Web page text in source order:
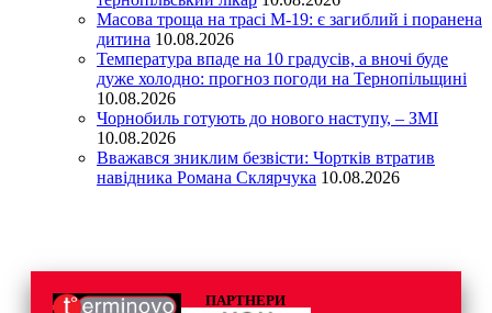
Масова троща на трасі М-19: є загиблий і поранена
дитина 10.08.2026
Температура впаде на 10 градусів, а вночі буде
дуже холодно: прогноз погоди на Тернопільщині
10.08.2026
Чорнобиль готують до нового наступу, – ЗМІ
10.08.2026
Вважався зниклим безвісти: Чортків втратив
навідника Романа Склярчука 10.08.2026
ПАРТНЕРИ